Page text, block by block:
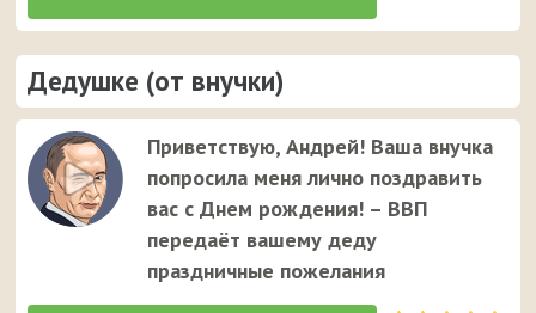
Дедушке (от внучки)
Приветствую, Андрей! Ваша внучка
попросила меня лично поздравить
вас с Днем рождения! – ВВП
передаёт вашему деду
праздничные пожелания